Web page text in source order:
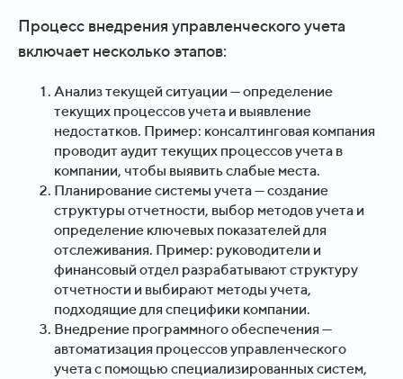
Процесс внедрения управленческого учета
включает несколько этапов:
Анализ текущей ситуации — определение
текущих процессов учета и выявление
недостатков. Пример: консалтинговая компания
проводит аудит текущих процессов учета в
компании, чтобы выявить слабые места.
Планирование системы учета — создание
структуры отчетности, выбор методов учета и
определение ключевых показателей для
отслеживания. Пример: руководители и
финансовый отдел разрабатывают структуру
отчетности и выбирают методы учета,
подходящие для специфики компании.
Внедрение программного обеспечения —
автоматизация процессов управленческого
учета с помощью специализированных систем,